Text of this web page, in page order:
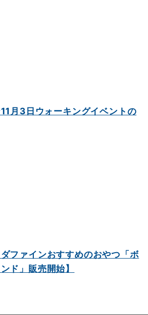
月3日ウォーキングイベントの
ダファインおすすめのおやつ「ボ
ド」販売開始】